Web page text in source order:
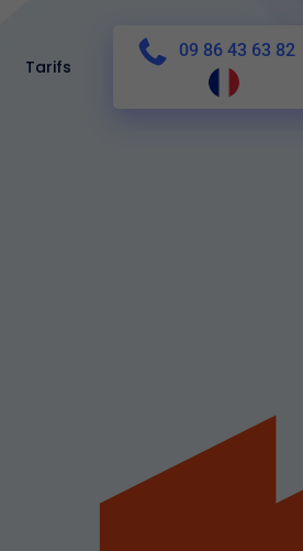
Tarifs
09 86 43 63 82